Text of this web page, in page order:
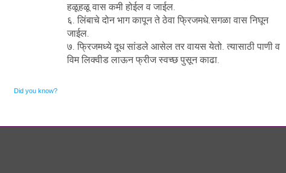
हळूहळू वास कमी होईल व जाईल.
६. लिंबाचे दोन भाग कापून ते ठेवा फ्रिजमधे.सगळा वास निघून
जाईल.
७. फ्रिजमध्ये दूध सांडले आसेल तर वायस येतो. त्यासाठी पाणी व
विम लिक्वीड लाऊन फ्रीज स्वच्छ पुसून काढा.
Did you know?